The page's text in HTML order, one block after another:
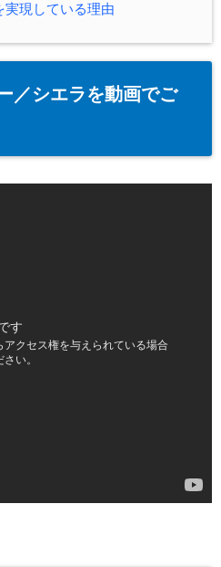
実現している理由
／シエラを動画でご